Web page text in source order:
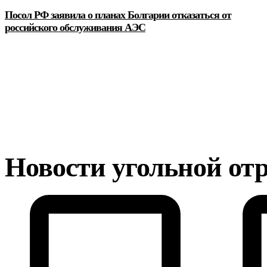
Посол РФ заявила о планах Болгарии отказаться от
российского обслуживания АЭС
Новости угольной